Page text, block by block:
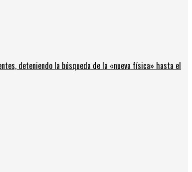
deteniendo la búsqueda de la «nueva física» hasta el